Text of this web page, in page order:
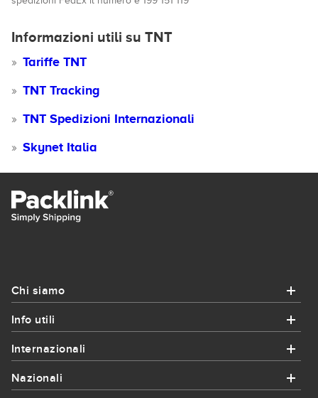
Informazioni utili su TNT
Tariffe TNT
TNT Tracking
TNT Spedizioni Internazionali
Skynet Italia
Chi siamo
Info utili
Internazionali
Nazionali